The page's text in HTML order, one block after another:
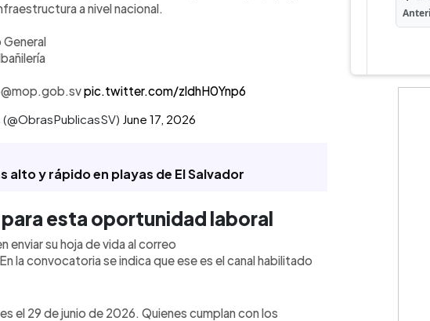
a nivel nacional.
pic.twitter.com/zldhH0Ynp6
June 17, 2026
alto y rápido en playas de El Salvador
esta oportunidad laboral
enviar su hoja de vida al correo
la convocatoria se indica que ese es el canal habilitado
el 29 de junio de 2026. Quienes cumplan con los